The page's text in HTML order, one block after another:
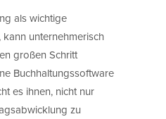
als wichtige
unternehmerisch
großen Schritt
Buchhaltungssoftware
es ihnen, nicht nur
zu